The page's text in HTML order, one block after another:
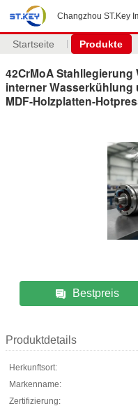
Changzhou ST.Key
Startseite Produkte
42CrMoA
interner Wasserkühlung
MDF-Holzplatten-
Bestpreis
Produktdetails
Herkunftsort:
Markenname:
Zertifizierung: